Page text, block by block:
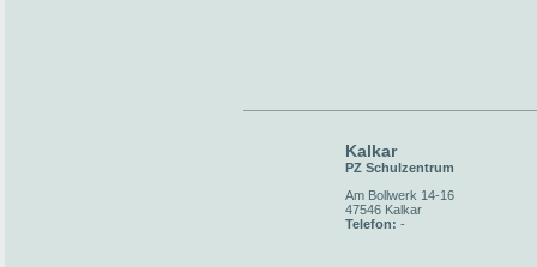
Kalkar
PZ Schulzentrum
Am Bollwerk 14-16
47546 Kalkar
Telefon: -